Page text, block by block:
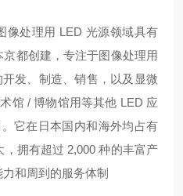
像处理用 LED 光源领域具有
都创建，专注于图像处理用
发、制造、销售，以及显微
馆 / 博物馆用等其他 LED 应
。它在日本国内和海外均占有
拥有超过 2,000 种的丰富产
和周到的服务体制